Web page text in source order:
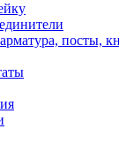
посты,